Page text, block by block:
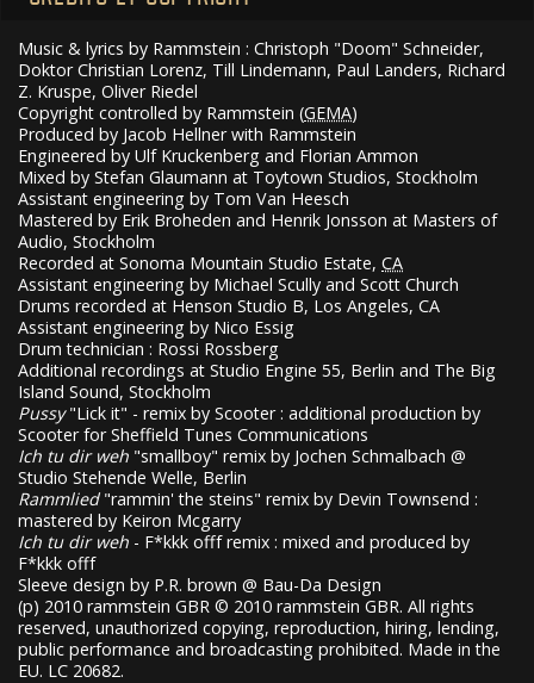
Music & lyrics by Rammstein : Christoph "Doom" Schneider,
Doktor Christian Lorenz, Till Lindemann, Paul Landers, Richard
Z. Kruspe, Oliver Riedel
Copyright controlled by Rammstein (GEMA)
Produced by Jacob Hellner with Rammstein
Engineered by Ulf Kruckenberg and Florian Ammon
Mixed by Stefan Glaumann at Toytown Studios, Stockholm
Assistant engineering by Tom Van Heesch
Mastered by Erik Broheden and Henrik Jonsson at Masters of
Audio, Stockholm
Recorded at Sonoma Mountain Studio Estate, CA
Assistant engineering by Michael Scully and Scott Church
Drums recorded at Henson Studio B, Los Angeles, CA
Assistant engineering by Nico Essig
Drum technician : Rossi Rossberg
Additional recordings at Studio Engine 55, Berlin and The Big
Island Sound, Stockholm
Pussy"Lick it" - remix by Scooter : additional production by
Scooter for Sheffield Tunes Communications
Ich tu dir weh "smallboy" remix by Jochen Schmalbach @
Studio Stehende Welle, Berlin
Rammlied"rammin' the steins" remix by Devin Townsend :
mastered by Keiron Mcgarry
Ich tu dir weh - F*kkk offf remix : mixed and produced by
F*kkk offf
Sleeve design by P.R. brown @ Bau-Da Design
(p) 2010 rammstein GBR © 2010 rammstein GBR. All rights
reserved, unauthorized copying, reproduction, hiring, lending,
public performance and broadcasting prohibited. Made in the
EU. LC 20682.